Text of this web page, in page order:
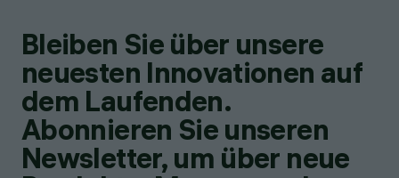
Bleiben Sie über unsere
neuesten Innovationen auf
dem Laufenden.
Abonnieren Sie unseren
Newsletter, um über neue